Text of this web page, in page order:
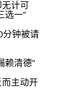
计可
选一”
分钟被请
赖清德”
主动开